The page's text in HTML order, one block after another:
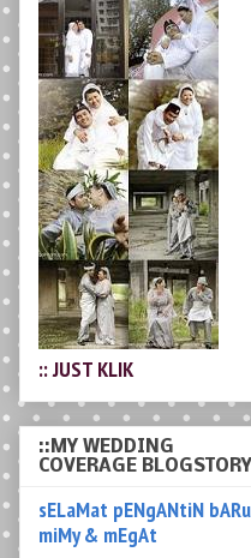
:: JUST KLIK
::MY WEDDING
COVERAGE BLOGSTORY
sELaMat pENgANtiN bARu
miMy & mEgAt
Wedding Kak Mimy Hamid